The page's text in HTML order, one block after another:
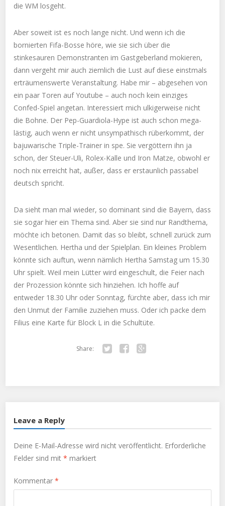
die WM losgeht.
Aber soweit ist es noch lange nicht. Und wenn ich die
bornierten Fifa-Bosse höre, wie sie sich über die
stinkesauren Demonstranten im Gastgeberland mokieren,
dann vergeht mir auch ziemlich die Lust auf diese einstmals
erträumenswerte Veranstaltung. Habe mir – abgesehen von
ein paar Toren auf Youtube – auch noch kein einziges
Confed-Spiel angetan. Interessiert mich ulkigerweise nicht
die Bohne. Der Pep-Guardiola-Hype ist auch schon mega-
lästig, auch wenn er nicht unsympathisch rüberkommt, der
bajuwarische Triple-Trainer in spe. Sie vergöttern ihn ja
schon, der Steuer-Uli, Rolex-Kalle und Iron Matze, obwohl er
noch nix erreicht hat, außer, dass er erstaunlich passabel
deutsch spricht.
Da sieht man mal wieder, so dominant sind die Bayern, dass
sie sogar hier ein Thema sind. Aber sie sind nur Randthema,
möchte ich betonen. Damit das so bleibt, schnell zurück zum
Wesentlichen. Hertha und der Spielplan. Ein kleines Problem
könnte sich auftun, wenn nämlich Hertha Samstag um 15.30
Uhr spielt. Weil mein Lütter wird eingeschult, die Feier nach
der Prozession könnte sich hinziehen. Ich hoffe auf
entweder 18.30 Uhr oder Sonntag, fürchte aber, dass ich mir
den Unmut der Familie zuziehen muss. Oder ich packe dem
Filius eine Karte für Block L in die Schultüte.
Share:
Leave a Reply
Deine E-Mail-Adresse wird nicht veröffentlicht. Erforderliche
Felder sind mit* markiert
Kommentar*